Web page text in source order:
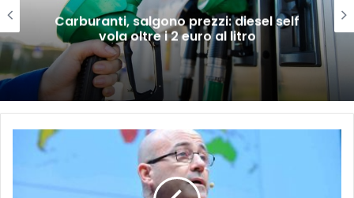
Carburanti, salgono prezzi: diesel self
vola oltre i 2 euro al litro